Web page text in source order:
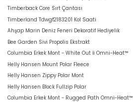
Timberback Core Sırt Çantası
Timberland Tdwgf2183201 Kol Saati
Ahşap Marin Deniz Feneri Dekoratif Hediyelik
Bee Garden Sivi Propolis Ekstrakt
Columbia Erkek Mont - White Out İi Omni-Heat™
Helly Hansen Mount Polar Fleece
Helly Hansen Zippy Polar Mont
Helly Hansen Block Fullzip Polar
Columbia Erkek Mont - Rugged Path Omni-Heat™